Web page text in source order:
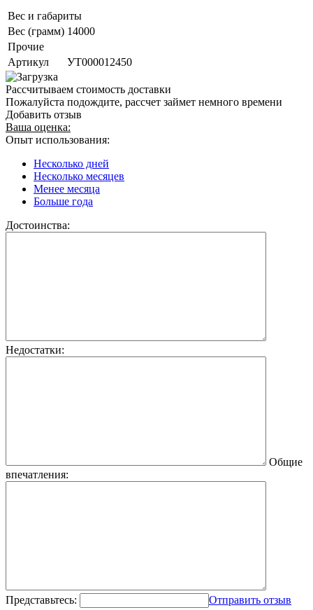
Вес и габариты
Вес (грамм) 14000
Прочие
Артикул
УТ000012450
Рассчитываем стоимость доставки
Пожалуйста подождите, рассчет займет немного времени
Добавить отзыв
Ваша оценка:
Опыт использования:
Несколько дней
Несколько месяцев
Менее месяца
Больше года
Достоинства:
Недостатки:
Общие
впечатления:
Представьтесь: Отправить отзыв